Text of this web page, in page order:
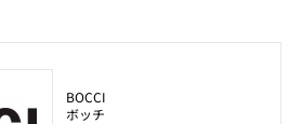
BOCCI
ボッチ